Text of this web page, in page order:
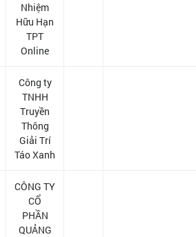
Nhiệm
Hữu Hạn
TPT
Online
Công ty
TNHH
Truyền
Thông
Giải Trí
Táo Xanh
CÔNG TY
CỔ
PHẦN
QUẢNG